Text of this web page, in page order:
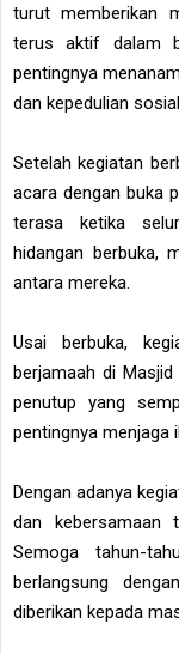
turut memberikan
terus aktif dalam
pentingnya
dan kepedulian
Setelah kegiatan
acara dengan buka
terasa ketika
hidangan berbuka,
antara mereka.
Usai berbuka,
berjamaah di
penutup yang
pentingnya menjaga
Dengan adanya
dan kebersamaan
Semoga tahun-
berlangsung
diberikan kepada